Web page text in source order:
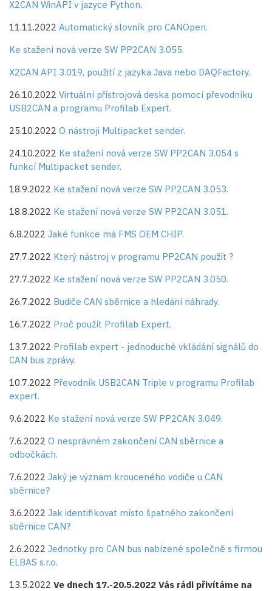
X2CAN WinAPI v jazyce Python.
11.11.2022 Automatický slovník pro CANOpen.
Ke stažení nová verze SW PP2CAN 3.055.
X2CAN API 3.019, použití z jazyka Java nebo DAQFactory.
26.10.2022 Virtuální přístrojová deska pomocí převodníku
USB2CAN a programu Profilab Expert.
25.10.2022 O nástroji Multipacket sender.
24.10.2022 Ke stažení nová verze SW PP2CAN 3.054 s
funkcí Multipacket sender.
18.9.2022 Ke stažení nová verze SW PP2CAN 3.053.
18.8.2022 Ke stažení nová verze SW PP2CAN 3.051.
6.8.2022 Jaké funkce má FMS OEM CHIP.
27.7.2022 Který nástroj v programu PP2CAN použít ?
27.7.2022 Ke stažení nová verze SW PP2CAN 3.050.
26.7.2022 Budiče CAN sběrnice a hledání náhrady.
16.7.2022 Proč použít Profilab Expert.
13.7.2022 Profilab expert - jednoduché vkládání signálů do
CAN bus zprávy.
10.7.2022 Převodník USB2CAN Triple v programu Profilab
expert.
9.6.2022 Ke stažení nová verze SW PP2CAN 3.049.
7.6.2022 O nesprávném zakončení CAN sběrnice a
odbočkách.
7.6.2022 Jaký je význam krouceného vodiče u CAN
sběrnice?
3.6.2022 Jak identifikovat místo špatného zakončení
sběrnice CAN?
2.6.2022 Jednotky pro CAN bus nabízené společně s firmou
ELBAS s.r.o.
13.5.2022 Ve dnech 17.-20.5.2022 Vás rádi přivítáme na